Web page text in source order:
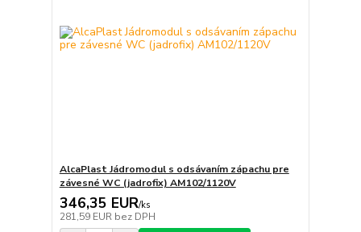
AlcaPlast Jádromodul s odsávaním zápachu pre
závesné WC (jadrofix) AM102/1120V
346,35 EUR/ks
281,59 EUR bez DPH